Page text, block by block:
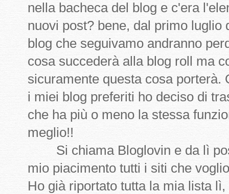
nella bacheca del blog e c'era
nuovi post? bene, dal primo
blog che seguivamo andranno
cosa succederà alla blog roll ma
sicuramente questa cosa porterà.
i miei blog preferiti ho deciso di
che ha più o meno la stessa
meglio!!
Si chiama Bloglovin e da lì
mio piacimento tutti i siti che
Ho già riportato tutta la mia lista